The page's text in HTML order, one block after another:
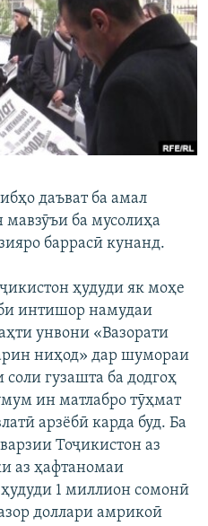
даъват ба амал
мавзӯъи ба мусолиҳа
баррасӣ кунанд.
ҳудуди як моҳе
интишор намудаи
унвони «Вазорати
ниҳод» дар шумораи
гузашта ба додгоҳ
ин матлабро тӯҳмат
арзёбӣ карда буд. Ба
Тоҷикистон аз
аз ҳафтаномаи
1 миллион сомонӣ
доллари амрикоӣ